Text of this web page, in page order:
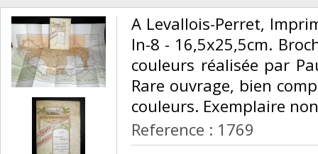
‎A Levallois-Perret,
In-8 - 16,5x25,5cm.
couleurs réalisée par
Rare ouvrage, bien
couleurs. Exemplaire
Reference : 1769